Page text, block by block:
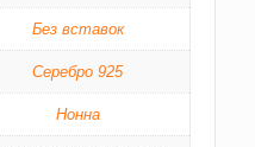
Без вставок
Серебро 925
Нонна